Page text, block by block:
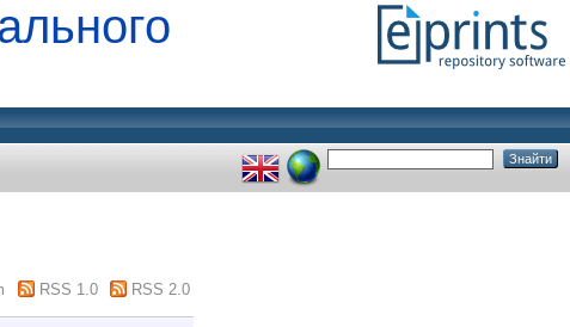
RSS 1.0 RSS 2.0